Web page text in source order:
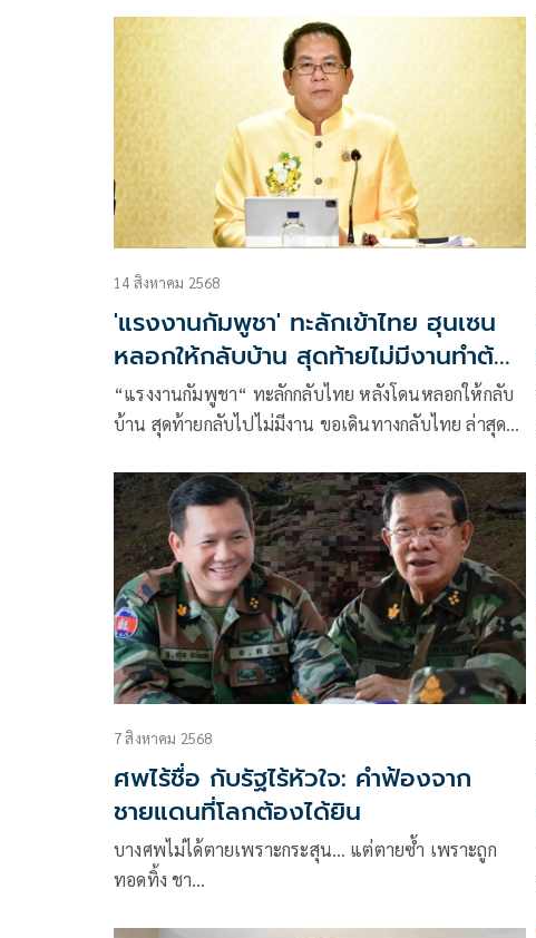
14 สิงหาคม 2568
'แรงงานกัมพูชา' ทะลักเข้าไทย ฮุนเซน
หลอกให้กลับบ้าน สุดท้ายไม่มีงานทำต้อง
ลอบข้ามแดนกลับมา
“แรงงานกัมพูชา“ ทะลักกลับไทย หลังโดนหลอกให้กลับ
บ้าน สุดท้ายกลับไปไม่มีงาน ขอเดินทางกลับไทย ล่าสุด
ได้อีก 6 เดือน ไม่ต้องข้ามแดนไปต่ออายุ ด้วยเหตุผลทาง
ด้านมนุษยธรรม
7 สิงหาคม 2568
ศพไร้ชื่อ กับรัฐไร้หัวใจ: คำฟ้องจาก
ชายแดนที่โลกต้องได้ยิน
บางศพไม่ได้ตายเพราะกระสุน… แต่ตายซ้ำ เพราะถูก
ทอดทิ้ง ชา…